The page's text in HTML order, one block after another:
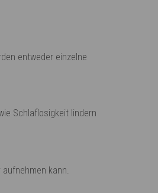
entweder einzelne
Schlaflosigkeit lindern
kann.